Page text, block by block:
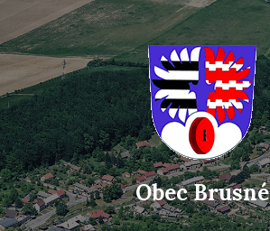
Obec Brusné